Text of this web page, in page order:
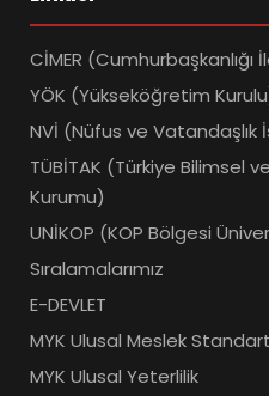
CİMER (Cumhurbaşkanlığı
YÖK (Yükseköğretim
NVİ (Nüfus ve Vatandaşlık
TÜBİTAK (Türkiye Bilimsel
Kurumu)
UNİKOP (KOP Bölgesi
Sıralamalarımız
E-DEVLET
MYK Ulusal Meslek
MYK Ulusal Yeterlilik